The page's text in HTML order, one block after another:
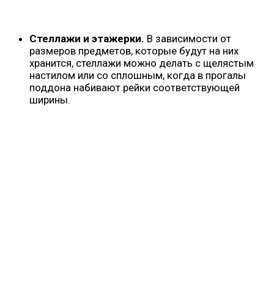
Стеллажи и этажерки. В зависимости от
размеров предметов, которые будут на них
хранится, стеллажи можно делать с щелястым
настилом или со сплошным, когда в прогалы
поддона набивают рейки соответствующей
ширины.